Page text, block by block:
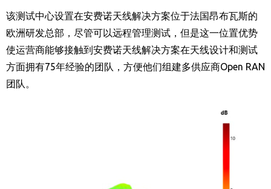
该测试中心设置在安费诺天线解决方案位于法国昂布瓦斯的
欧洲研发总部，尽管可以远程管理测试，但是这一位置优势
使运营商能够接触到安费诺天线解决方案在天线设计和测试
方面拥有75年经验的团队，方便他们组建多供应商Open RAN
团队。